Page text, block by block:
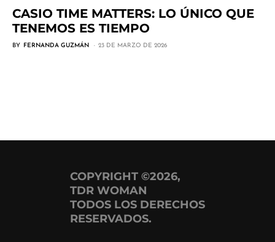
CASIO TIME MATTERS: LO ÚNICO QUE
TENEMOS ES TIEMPO
BY FERNANDA GUZMÁN 23 DE MARZO DE 2026
COPYRIGHT ©2026,
TDR WOMAN
TODOS LOS DERECHOS
RESERVADOS.